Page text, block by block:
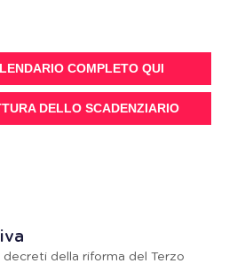
COMPLETO QUI
DELLO SCADENZIARIO
della riforma del Terzo